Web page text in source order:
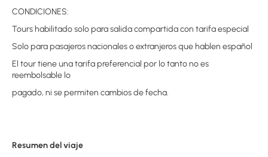
CONDICIONES:
Tours habilitado solo para salida compartida con tarifa especial
Solo para pasajeros nacionales o extranjeros que hablen español
El tour tiene una tarifa preferencial por lo tanto no es
reembolsable lo
pagado, ni se permiten cambios de fecha.
Resumen del viaje